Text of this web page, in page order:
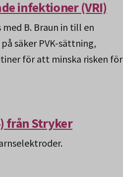
infektioner (VRI)
B. Braun in till en
säker PVK-sättning,
för att minska risken för
från Stryker